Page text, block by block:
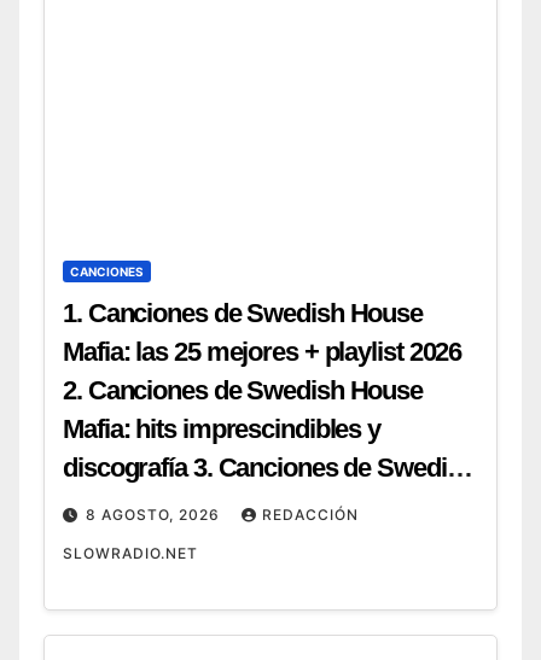
CANCIONES
1. Canciones de Swedish House
Mafia: las 25 mejores + playlist 2026
2. Canciones de Swedish House
Mafia: hits imprescindibles y
discografía 3. Canciones de Swedish
House Mafia: top 20 para tu próxima
fiesta 4. Canciones de Swedish
8 AGOSTO, 2026 REDACCIÓN
SLOWRADIO.NET